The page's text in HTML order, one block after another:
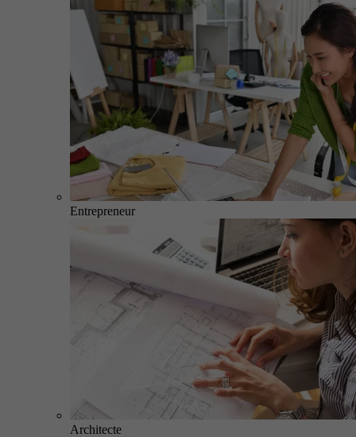
Entrepreneur
Architecte